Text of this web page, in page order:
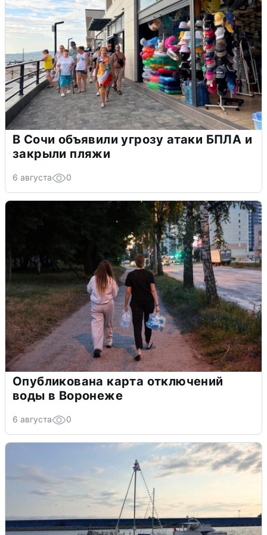
В Сочи объявили угрозу атаки БПЛА и
закрыли пляжи
6 августа 0
Опубликована карта отключений
воды в Воронеже
6 августа 0